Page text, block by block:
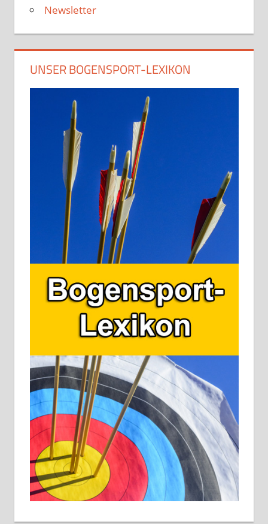
Newsletter
UNSER BOGENSPORT-LEXIKON